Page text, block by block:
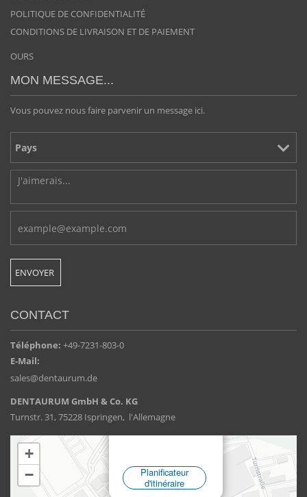
POLITIQUE DE CONFIDENTIALITÉ
CONDITIONS DE LIVRAISON ET DE PAIEMENT
OURS
MON MESSAGE...
Vous pouvez nous faire parvenir un message ici.
CONTACT
Téléphone: +49-7231-803-0
E-Mail:
sales@dentaurum.de
DENTAURUM GmbH & Co. KG
Turnstr. 31, 75228 Ispringen, l'Allemagne